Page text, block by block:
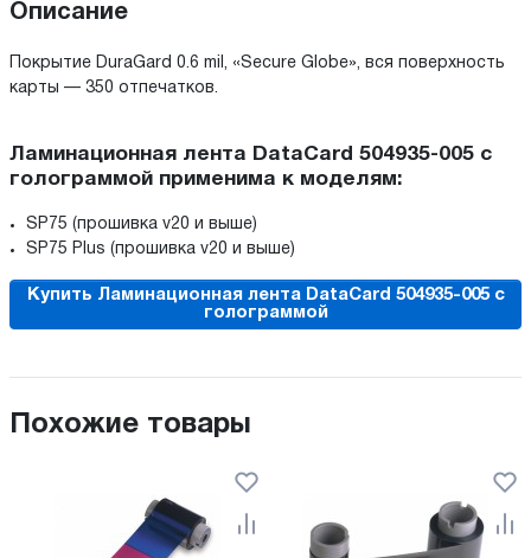
Описание
Покрытие DuraGard 0.6 mil, «Secure Globe», вся поверхность
карты — 350 отпечатков.
Ламинационная лента DataCard 504935-005 с
голограммой применима к моделям:
SP75 (прошивка v20 и выше)
SP75 Plus (прошивка v20 и выше)
Купить Ламинационная лента DataCard 504935-005 с
голограммой
Похожие товары